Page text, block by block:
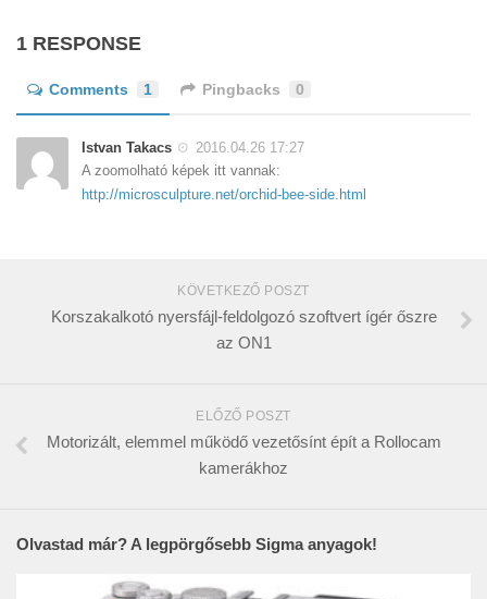
1 RESPONSE
Comments 1 Pingbacks 0
Istvan Takacs
2016.04.26 17:27
A zoomolható képek itt vannak:
http://microsculpture.net/orchid-bee-side.html
KÖVETKEZŐ POSZT
Korszakalkotó nyersfájl-feldolgozó szoftvert ígér őszre
az ON1
ELŐZŐ POSZT
Motorizált, elemmel működő vezetősínt épít a Rollocam
kamerákhoz
Olvastad már? A legpörgősebb Sigma anyagok!